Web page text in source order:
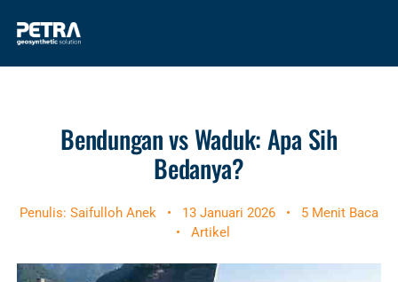
Bendungan vs Waduk: Apa Sih
Bedanya?
Penulis: Saifulloh Anek • 13 Januari 2026 •
5 Menit Baca
•
Artikel